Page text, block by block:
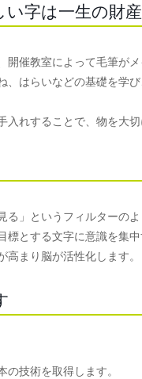
字は一生の財産
催教室によって毛筆が
、はらいなどの基礎を学
れすることで、物を大
」というフィルターの
標とする文字に意識を集
まり脳が活性化します。
技術を取得します。